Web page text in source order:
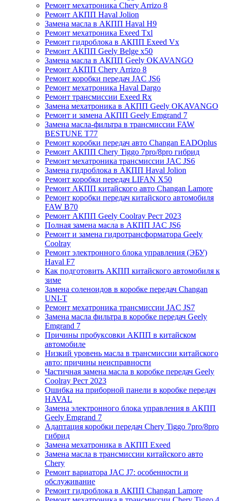
Ремонт мехатроника Chery Arrizo 8
Ремонт АКПП Haval Jolion
Замена масла в АКПП Haval H9
Ремонт мехатроника Exeed Txl
Ремонт гидроблока в АКПП Exeed Vx
Ремонт АКПП Geely Belge x50
Замена масла в АКПП Geely OKAVANGO
Ремонт АКПП Chery Arrizo 8
Ремонт коробки передач JAC JS6
Ремонт мехатроника Haval Dargo
Ремонт трансмиссии Exeed Rx
Замена мехатроника в АКПП Geely OKAVANGO
Ремонт и замена АКПП Geely Emgrand 7
Замена масла-фильтра в трансмиссии FAW
BESTUNE T77
Ремонт коробки передач авто Changan EADOplus
Ремонт АКПП Chery Tiggo 7pro/8pro гибрид
Ремонт мехатроника трансмиссии JAC JS6
Замена гидроблока в АКПП Haval Jolion
Ремонт коробки передач LIFAN X50
Ремонт АКПП китайского авто Changan Lamore
Ремонт коробки передач китайского автомобиля
FAW B70
Ремонт АКПП Geely Coolray Pест 2023
Полная замена масла в АКПП JAC JS6
Ремонт и замена гидротрансформатора Geely
Coolray
Ремонт электронного блока управления (ЭБУ)
Haval F7
Как подготовить АКПП китайского автомобиля к
зиме
Замена соленоидов в коробке передач Changan
UNI-T
Ремонт мехатроника трансмиссии JAC JS7
Замена масла фильтра в коробке передач Geely
Emgrand 7
Причины пробуксовки АКПП в китайском
автомобиле
Низкий уровень масла в трансмиссии китайского
авто: причины неисправности
Частичная замена масла в коробке передач Geely
Coolray Pест 2023
Ошибка на приборной панели в коробке передач
HAVAL
Замена электронного блока управления в АКПП
Geely Emgrand 7
Адаптация коробки передач Chery Tiggo 7pro/8pro
гибрид
Замена мехатроника в АКПП Exeed
Замена масла в трансмиссии китайского авто
Chery
Ремонт вариатора JAC J7: особенности и
обслуживание
Ремонт гидроблока в АКПП Changan Lamore